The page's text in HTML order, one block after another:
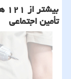
تأمین اجتماعی